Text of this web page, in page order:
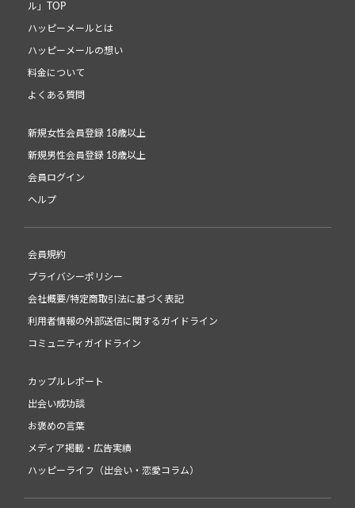
ル」TOP
ハッピーメールとは
ハッピーメールの想い
料金について
よくある質問
新規女性会員登録 18歳以上
新規男性会員登録 18歳以上
会員ログイン
ヘルプ
会員規約
プライバシーポリシー
会社概要/特定商取引法に基づく表記
利用者情報の外部送信に関するガイドライン
コミュニティガイドライン
カップルレポート
出会い成功談
お褒めの言葉
メディア掲載・広告実績
ハッピーライフ（出会い・恋愛コラム）